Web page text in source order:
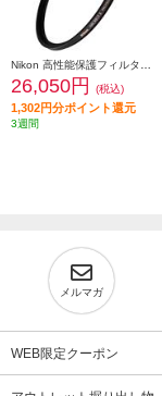
26,050円 (税込)
1,302円分ポイント還元
3週間
メルマガ
WEB限定クーポン